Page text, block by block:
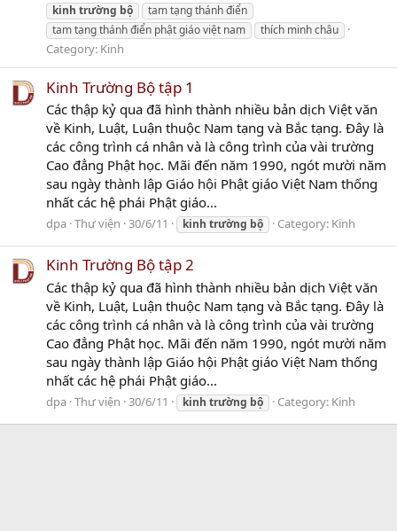
kinh trường bộ
tam tạng thánh điển
tam tạng thánh điển phật giáo việt nam
thích minh châu
Category: Kinh
Kinh Trường Bộ tập 1
Các thập kỷ qua đã hình thành nhiều bản dịch Việt văn
về Kinh, Luật, Luận thuộc Nam tạng và Bắc tạng. Đây là
các công trình cá nhân và là công trình của vài trường
Cao đẳng Phật học. Mãi đến năm 1990, ngót mười năm
sau ngày thành lập Giáo hội Phật giáo Việt Nam thống
nhất các hệ phái Phật giáo...
dpa Thư viện 30/6/11 kinh trường bộ Category: Kinh
Kinh Trường Bộ tập 2
Các thập kỷ qua đã hình thành nhiều bản dịch Việt văn
về Kinh, Luật, Luận thuộc Nam tạng và Bắc tạng. Đây là
các công trình cá nhân và là công trình của vài trường
Cao đẳng Phật học. Mãi đến năm 1990, ngót mười năm
sau ngày thành lập Giáo hội Phật giáo Việt Nam thống
nhất các hệ phái Phật giáo...
dpa Thư viện 30/6/11 kinh trường bộ Category: Kinh